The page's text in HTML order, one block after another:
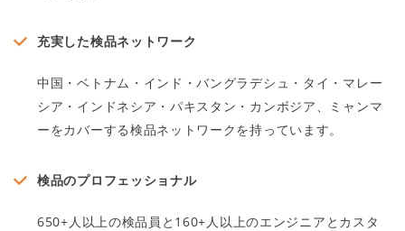
充実した検品ネットワーク
中国・ベトナム・インド・バングラデシュ・タイ・マレー
シア・インドネシア・パキスタン・カンボジア、ミャンマ
ーをカバーする検品ネットワークを持っています。
検品のプロフェッショナル
650+人以上の検品員と160+人以上のエンジニアとカスタ